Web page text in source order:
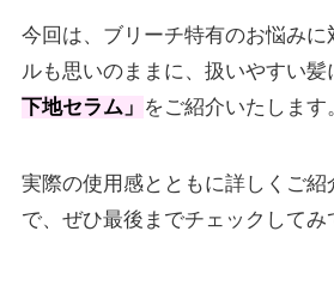
今回は、ブリーチ特有のお悩みに
ルも思いのままに、扱いやすい髪
下地セラム」 をご紹介いたします
実際の使用感とともに詳しくご
で、ぜひ最後までチェックしてみ